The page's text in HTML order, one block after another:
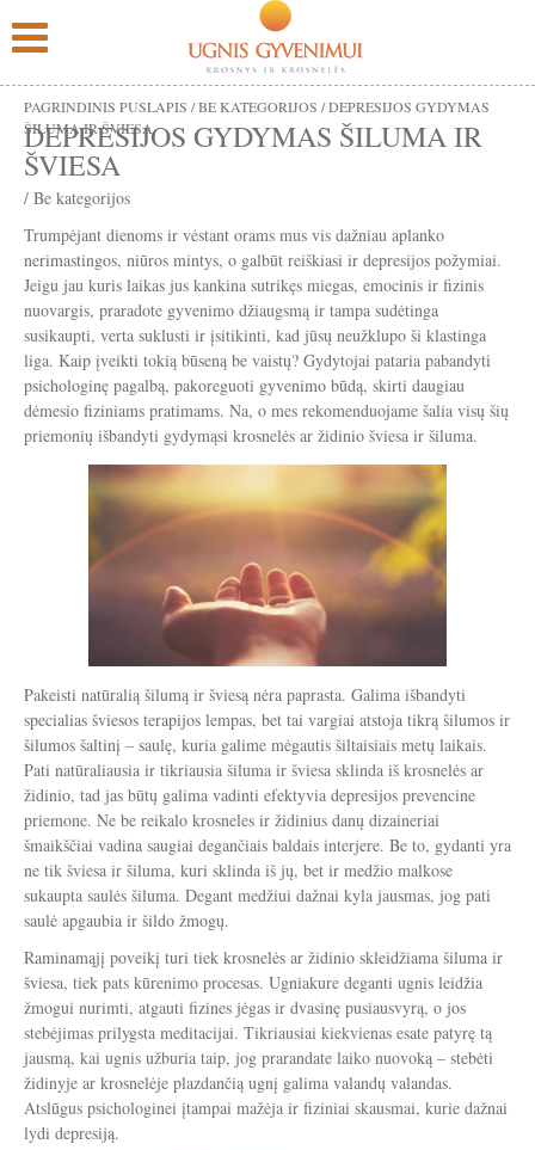
PAGRINDINIS PUSLAPIS /BE KATEGORIJOS /DEPRESIJOS GYDYMAS
ŠILUMA IR ŠVIESA
DEPRESIJOS GYDYMAS ŠILUMA IR
ŠVIESA
/ Be kategorijos
Trumpėjant dienoms ir vėstant orams mus vis dažniau aplanko
nerimastingos, niūros mintys, o galbūt reiškiasi ir depresijos požymiai.
Jeigu jau kuris laikas jus kankina sutrikęs miegas, emocinis ir fizinis
nuovargis, praradote gyvenimo džiaugsmą ir tampa sudėtinga
susikaupti, verta suklusti ir įsitikinti, kad jūsų neužklupo ši klastinga
liga. Kaip įveikti tokią būseną be vaistų? Gydytojai pataria pabandyti
psichologinę pagalbą, pakoreguoti gyvenimo būdą, skirti daugiau
dėmesio fiziniams pratimams. Na, o mes rekomenduojame šalia visų šių
priemonių išbandyti gydymąsi krosnelės ar židinio šviesa ir šiluma.
Pakeisti natūralią šilumą ir šviesą nėra paprasta. Galima išbandyti
specialias šviesos terapijos lempas, bet tai vargiai atstoja tikrą šilumos ir
šilumos šaltinį – saulę, kuria galime mėgautis šiltaisiais metų laikais.
Pati natūraliausia ir tikriausia šiluma ir šviesa sklinda iš krosnelės ar
židinio, tad jas būtų galima vadinti efektyvia depresijos prevencine
priemone. Ne be reikalo krosneles ir židinius danų dizaineriai
šmaikščiai vadina saugiai degančiais baldais interjere. Be to, gydanti yra
ne tik šviesa ir šiluma, kuri sklinda iš jų, bet ir medžio malkose
sukaupta saulės šiluma. Degant medžiui dažnai kyla jausmas, jog pati
saulė apgaubia ir šildo žmogų.
Raminamąjį poveikį turi tiek krosnelės ar židinio skleidžiama šiluma ir
šviesa, tiek pats kūrenimo procesas. Ugniakure deganti ugnis leidžia
žmogui nurimti, atgauti fizines jėgas ir dvasinę pusiausvyrą, o jos
stebėjimas prilygsta meditacijai. Tikriausiai kiekvienas esate patyrę tą
jausmą, kai ugnis užburia taip, jog prarandate laiko nuovoką – stebėti
židinyje ar krosnelėje plazdančią ugnį galima valandų valandas.
Atslūgus psichologinei įtampai mažėja ir fiziniai skausmai, kurie dažnai
lydi depresiją.